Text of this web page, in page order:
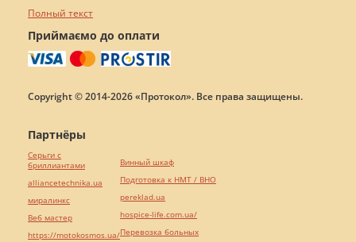
Полный текст
Приймаємо до оплати
Copyright © 2014-2026 «Протокол». Все права защищены.
Партнёры
Серьги с
бриллиантами
alliancetechnika.ua
миралинкс
Веб мастер
https://motokosmos.ua/
Винный шкаф
Подготовка к НМТ / ВНО
pereklad.ua
hospice-life.com.ua/
Перевозка больных